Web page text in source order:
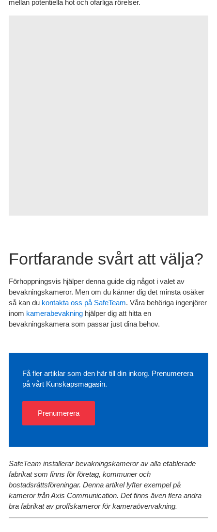
mellan potentiella hot och ofarliga rörelser.
Fortfarande svårt att välja?
Förhoppningsvis hjälper denna guide dig något i valet av
bevakningskameror. Men om du känner dig det minsta osäker
så kan du kontakta oss på SafeTeam. Våra behöriga ingenjörer
inom kamerabevakninghjälper dig att hitta en
bevakningskamera som passar just dina behov.
Få fler artiklar som den här till din inkorg. Prenumerera
på vårt Kunskapsmagasin.
Prenumerera
SafeTeam installerar bevakningskameror av alla etablerade
fabrikat som finns för företag, kommuner och
bostadsrättsföreningar. Denna artikel lyfter exempel på
kameror från Axis Communication. Det finns även flera andra
bra fabrikat av proffskameror för kameraövervakning.